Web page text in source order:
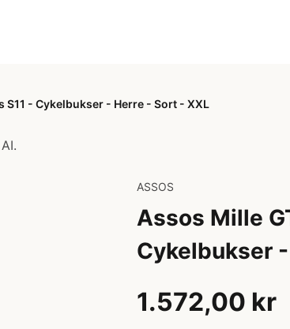
- Cykelbukser - Herre - Sort - XXL
ASSOS
Assos Mille
Cykelbukser
1.572,00 kr